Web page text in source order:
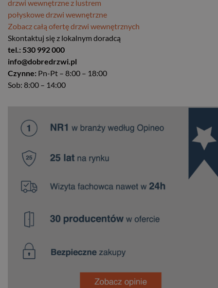
drzwi wewnętrzne z lustrem
połyskowe drzwi wewnętrzne
Zobacz całą ofertę drzwi wewnętrznych
Skontaktuj się z lokalnym doradcą
tel.: 530 992 000
info@dobredrzwi.pl
Czynne: Pn-Pt – 8:00 – 18:00
Sob: 8:00 – 14:00